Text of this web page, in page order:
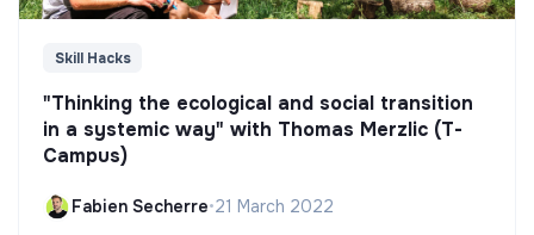
Skill Hacks
"Thinking the ecological and social transition
in a systemic way" with Thomas Merzlic (T-
Campus)
Fabien Secherre•21 March 2022